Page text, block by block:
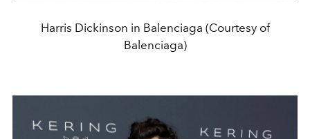
Harris Dickinson in Balenciaga (Courtesy of
Balenciaga)